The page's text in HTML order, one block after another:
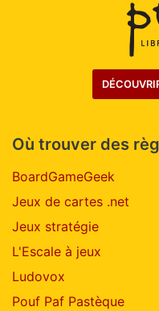
Où trouver des
BoardGameGeek
Jeux de cartes .net
Jeux stratégie
L'Escale à jeux
Ludovox
Pouf Paf Pastèque